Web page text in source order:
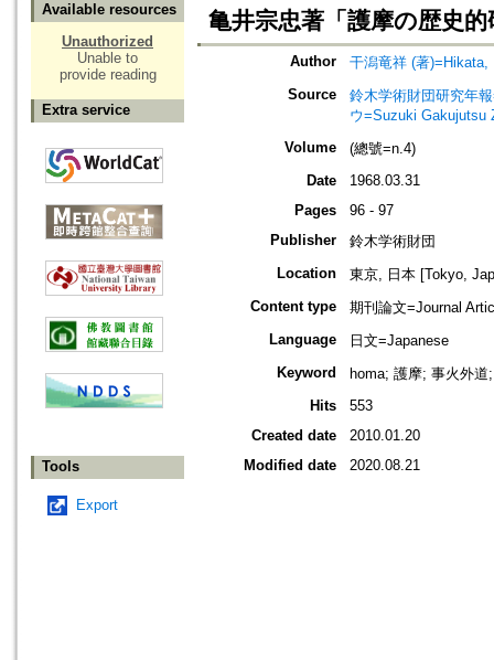
Available resources
Unauthorized
Unable to
provide reading
Extra service
Tools
Export
亀井宗忠著「護摩の歴史的
Author
干潟竜祥 (著)=Hikata,
Source
鈴木学術財団研究年
ウ=Suzuki Gakujutsu
Volume
(總號=n.4)
Date
1968.03.31
Pages
96 - 97
Publisher
鈴木学術財団
Location
東京, 日本 [Tokyo,
Content type
期刊論文=Journal
Language
日文=Japanese
Keyword
homa; 護摩; 事火外道
Hits
553
Created date
2010.01.20
Modified date
2020.08.21